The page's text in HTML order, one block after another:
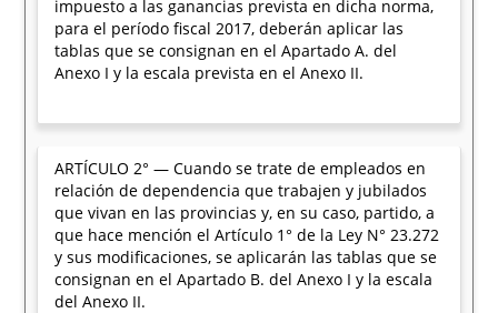
impuesto a las ganancias prevista en dicha norma,
para el período fiscal 2017, deberán aplicar las
tablas que se consignan en el Apartado A. del
Anexo I y la escala prevista en el Anexo II.
ARTÍCULO 2° — Cuando se trate de empleados en
relación de dependencia que trabajen y jubilados
que vivan en las provincias y, en su caso, partido, a
que hace mención el Artículo 1° de la Ley N° 23.272
y sus modificaciones, se aplicarán las tablas que se
consignan en el Apartado B. del Anexo I y la escala
del Anexo II.